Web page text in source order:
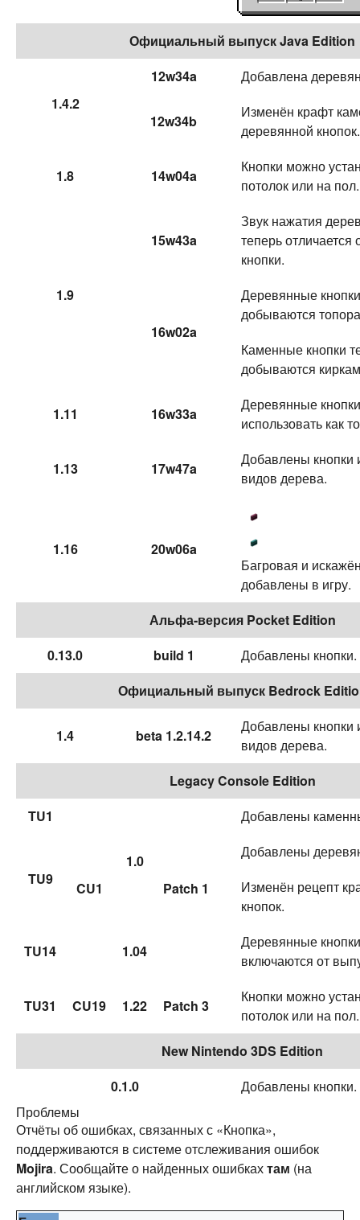
Официальный выпуск Java Edition
1.4.2
12w34a Добавлена
12w34b
Изменён крафт
деревянной кнопок.
1.8 14w04a
Кнопки можно
потолок или на пол.
1.9
15w43a
Звук нажатия
теперь отличается
кнопки.
16w02a
Деревянные
добываются
Каменные кнопки
добываются
1.11 16w33a
Деревянные
использовать как
1.13 17w47a
Добавлены кнопки
видов дерева.
1.16
20w06a
Багровая и
добавлены в игру.
Альфа-версия Pocket Edition
0.13.0
build 1
Добавлены кнопки.
Официальный выпуск Bedrock
1.4 beta 1.2.14.2
Добавлены кнопки
видов дерева.
Legacy Console Edition
TU1
CU1
1.0
Patch 1
Добавлены
TU9
Добавлены
Изменён рецепт
кнопок.
TU14 1.04
Деревянные
включаются от
TU31 CU19 1.22 Patch 3
Кнопки можно
потолок или на пол.
New Nintendo 3DS Edition
0.1.0
Добавлены кнопки.
Проблемы
Отчёты об ошибках, связанных с «Кнопка»,
поддерживаются в системе отслеживания ошибок
Mojira. Сообщайте о найденных ошибкахтам (на
английском языке).